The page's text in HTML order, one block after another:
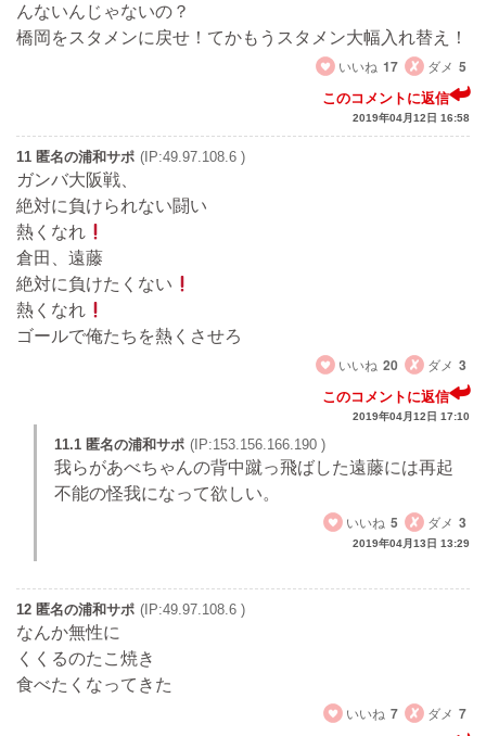
んないんじゃないの？
橋岡をスタメンに戻せ！てかもうスタメン大幅入れ替え！
いいね 17 ダメ 5
このコメントに返信
2019年04月12日 16:58
11 匿名の浦和サポ (IP:49.97.108.6 )
ガンバ大阪戦、
絶対に負けられない闘い
熱くなれ
倉田、遠藤
絶対に負けたくない
熱くなれ
ゴールで俺たちを熱くさせろ
いいね 20 ダメ 3
このコメントに返信
2019年04月12日 17:10
11.1 匿名の浦和サポ (IP:153.156.166.190 )
我らがあべちゃんの背中蹴っ飛ばした遠藤には再起
不能の怪我になって欲しい。
いいね 5 ダメ 3
2019年04月13日 13:29
12 匿名の浦和サポ (IP:49.97.108.6 )
なんか無性に
くくるのたこ焼き
食べたくなってきた
いいね 7 ダメ 7